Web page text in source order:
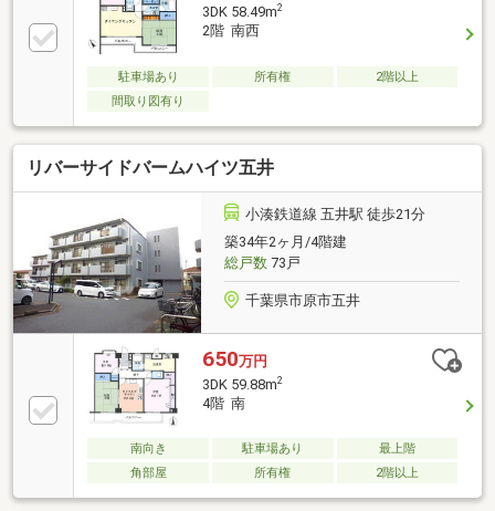
3DK 58.49m2
2階 南西
駐車場あり 所有権
2階以上
間取り図有り
リバーサイドバームハイツ五井
小湊鉄道線 五井駅 徒歩21分
築34年2ヶ月/4階建
総戸数73戸
千葉県市原市五井
650万円
3DK 59.88m2
4階 南
南向き 駐車場あり
最上階
角部屋
所有権 2階以上